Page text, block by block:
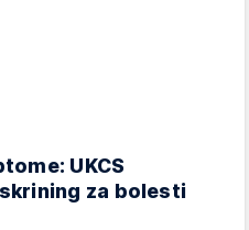
UKCS
za bolesti